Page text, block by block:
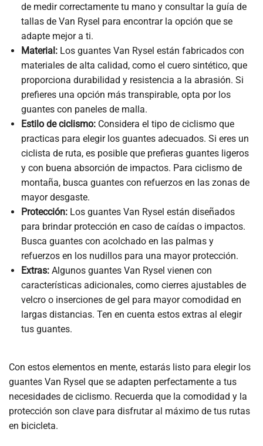
de medir correctamente tu mano y consultar la guía de
tallas de Van Rysel para encontrar la opción que se
adapte mejor a ti.
Material:Los guantes Van Rysel están fabricados con
materiales de alta calidad, como el cuero sintético, que
proporciona durabilidad y resistencia a la abrasión. Si
prefieres una opción más transpirable, opta por los
guantes con paneles de malla.
Estilo de ciclismo:Considera el tipo de ciclismo que
practicas para elegir los guantes adecuados. Si eres un
ciclista de ruta, es posible que prefieras guantes ligeros
y con buena absorción de impactos. Para ciclismo de
montaña, busca guantes con refuerzos en las zonas de
mayor desgaste.
Protección:Los guantes Van Rysel están diseñados
para brindar protección en caso de caídas o impactos.
Busca guantes con acolchado en las palmas y
refuerzos en los nudillos para una mayor protección.
Extras:Algunos guantes Van Rysel vienen con
características adicionales, como cierres ajustables de
velcro o inserciones de gel para mayor comodidad en
largas distancias. Ten en cuenta estos extras al elegir
tus guantes.
Con estos elementos en mente, estarás listo para elegir los
guantes Van Rysel que se adapten perfectamente a tus
necesidades de ciclismo. Recuerda que la comodidad y la
protección son clave para disfrutar al máximo de tus rutas
en bicicleta.